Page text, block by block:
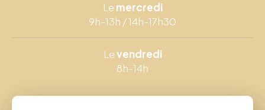
Lemercredi
9h-13h / 14h-17h30
Levendredi
8h-14h